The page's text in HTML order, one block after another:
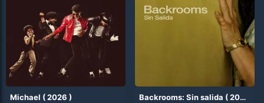
Michael (2026 )
Backrooms: Sin salida (2026